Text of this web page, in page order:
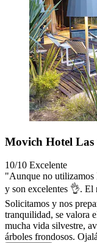
Movich Hotel Las
10/10 Excelente
"Aunque no utilizamos
y son excelentes 👌. El
Solicitamos y nos
tranquilidad, se valora
mucha vida silvestre,
árboles frondosos.